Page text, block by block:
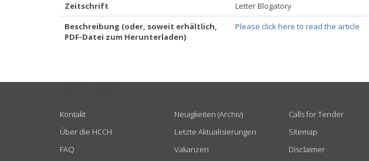
Zeitschrift
Letter Blogatory
Beschreibung (oder, soweit erhältlich,
PDF-Datei zum Herunterladen)
Please click here to read the article
Kontakt
Über die HCCH
FAQ
Neuigkeiten (Archiv)
Letzte Aktualisierungen
Vakanzen
Calls for Tender
Sitemap
Disclaimer